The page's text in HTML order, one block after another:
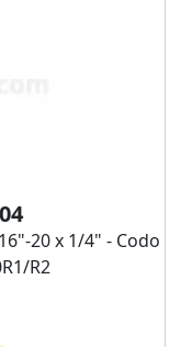
20 x 1/4" - Codo
R2